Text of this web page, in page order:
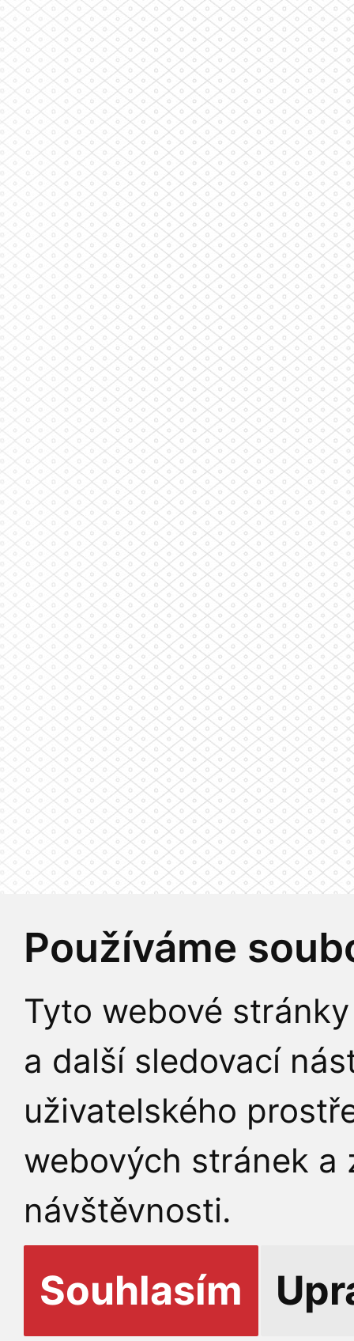
Používáme
Tyto webové
a další sledovací
uživatelského
webových stránek a
návštěvnosti.
Souhlasím